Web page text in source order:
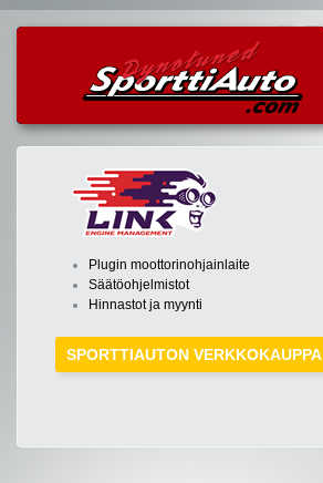
Plugin moottorinohjainlaite
Säätöohjelmistot
Hinnastot ja myynti
SPORTTIAUTON VERKKOKAUPPA